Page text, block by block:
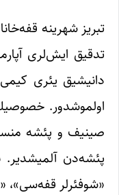
تبریز شهرینه
تدقیق ایش‌لری
دانیشیق یئری
اولموشدور.
صینیف‌ و پئشه
پئشه‌دن آلمیشدیر.
«شوفئر‌لر قفه‌سی»،